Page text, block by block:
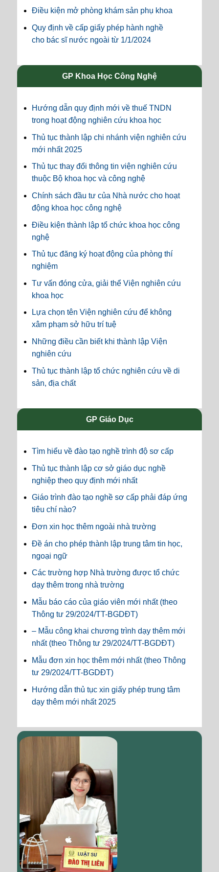
Điều kiện mở phòng khám sản phụ khoa
Quy định về cấp giấy phép hành nghề
cho bác sĩ nước ngoài từ 1/1/2024
GP Khoa Học Công Nghệ
Hướng dẫn quy định mới về thuế TNDN
trong hoạt động nghiên cứu khoa học
Thủ tục thành lập chi nhánh viện nghiên cứu
mới nhất 2025
Thủ tục thay đổi thông tin viện nghiên cứu
thuộc Bộ khoa học và công nghệ
Chính sách đầu tư của Nhà nước cho hoạt
động khoa học công nghệ
Điều kiện thành lập tổ chức khoa học công
nghệ
Thủ tục đăng ký hoạt động của phòng thí
nghiệm
Tư vấn đóng cửa, giải thể Viện nghiên cứu
khoa học
Lựa chọn tên Viện nghiên cứu để không
xâm phạm sở hữu trí tuệ
Những điều cần biết khi thành lập Viện
nghiên cứu
Thủ tục thành lập tổ chức nghiên cứu về di
sản, địa chất
GP Giáo Dục
Tìm hiểu về đào tạo nghề trình độ sơ cấp
Thủ tục thành lập cơ sở giáo dục nghề
nghiệp theo quy định mới nhất
Giáo trình đào tạo nghề sơ cấp phải đáp ứng
tiêu chí nào?
Đơn xin học thêm ngoài nhà trường
Đề án cho phép thành lập trung tâm tin học,
ngoại ngữ
Các trường hợp Nhà trường được tổ chức
dạy thêm trong nhà trường
Mẫu báo cáo của giáo viên mới nhất (theo
Thông tư 29/2024/TT-BGDĐT)
– Mẫu công khai chương trình dạy thêm mới
nhất (theo Thông tư 29/2024/TT-BGDĐT)
Mẫu đơn xin học thêm mới nhất (theo Thông
tư 29/2024/TT-BGDĐT)
Hướng dẫn thủ tục xin giấy phép trung tâm
dạy thêm mới nhất 2025